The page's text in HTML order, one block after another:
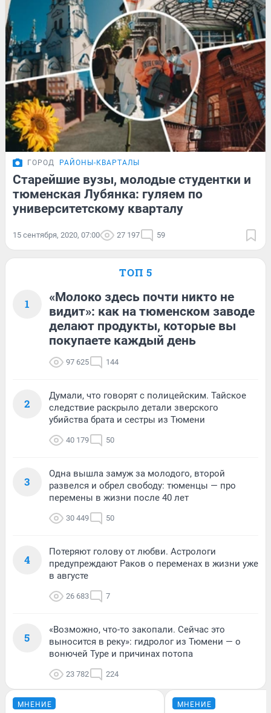
ГОРОД РАЙОНЫ-КВАРТАЛЫ
Старейшие вузы, молодые студентки и
тюменская Лубянка: гуляем по
университетскому кварталу
15 сентября, 2020, 07:00 27 197 59
ТОП 5
1
«Молоко здесь почти никто не
видит»: как на тюменском заводе
делают продукты, которые вы
покупаете каждый день
97 625 144
2
Думали, что говорят с полицейским. Тайское
следствие раскрыло детали зверского
убийства брата и сестры из Тюмени
40 179 50
3
Одна вышла замуж за молодого, второй
развелся и обрел свободу: тюменцы — про
перемены в жизни после 40 лет
30 449 50
4
Потеряют голову от любви. Астрологи
предупреждают Раков о переменах в жизни уже
в августе
26 683 7
5
«Возможно, что-то закопали. Сейчас это
выносится в реку»: гидролог из Тюмени — о
вонючей Туре и причинах потопа
23 782 224
МНЕНИЕ МНЕНИЕ